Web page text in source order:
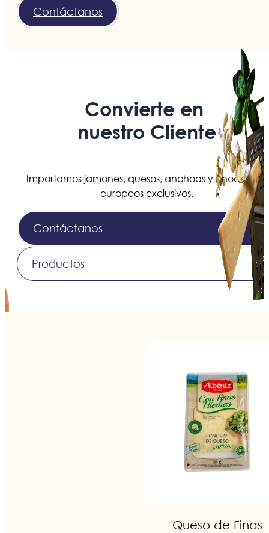
Contáctanos
Convierte en
nuestro Cliente
Importamos jamones, quesos, anchoas y chocolates
europeos exclusivos.
Contáctanos
Productos
Queso de Finas